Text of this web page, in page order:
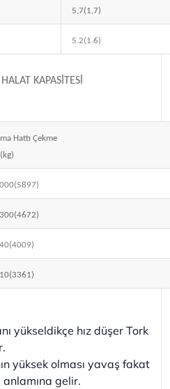
5,7(1,7)
5.2(1.6)
KAPASİTESİ
Hattı Çekme
yükseldikçe hız düşer Tork
yüksek olması yavaş fakat
gelir.